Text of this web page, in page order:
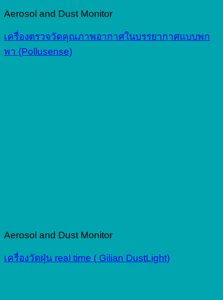
Aerosol and Dust Monitor
เครื่องตรวจวัดคุณภาพอากาศในบรรยากาศแบบพก
พา (Pollusense)
Aerosol and Dust Monitor
เครื่องวัดฝุ่น real time ( Gilian DustLight)